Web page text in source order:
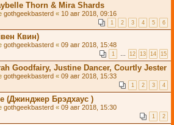
Thorn & Mira Shards
gothgeekbasterd « 10 авг 2018, 09:16
1 2 3 4 5 6
Квин)
gothgeekbasterd « 09 авг 2018, 15:48
1 … 12 13 14 15
Goodfairy, Justine Dancer, Courtly Jester
gothgeekbasterd « 09 авг 2018, 15:33
1 2 3 4
(Джинджер Брэдхаус )
gothgeekbasterd « 09 авг 2018, 15:30
1 2